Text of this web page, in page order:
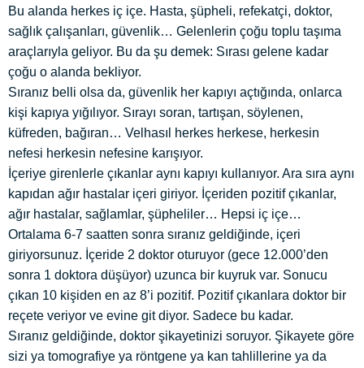
Bu alanda herkes iç içe. Hasta, şüpheli, refekatçi, doktor,
sağlık çalışanları, güvenlik… Gelenlerin çoğu toplu taşıma
araçlarıyla geliyor. Bu da şu demek: Sırası gelene kadar
çoğu o alanda bekliyor.
Sıranız belli olsa da, güvenlik her kapıyı açtığında, onlarca
kişi kapıya yığılıyor. Sırayı soran, tartışan, söylenen,
küfreden, bağıran… Velhasıl herkes herkese, herkesin
nefesi herkesin nefesine karışıyor.
İçeriye girenlerle çıkanlar aynı kapıyı kullanıyor. Ara sıra aynı
kapıdan ağır hastalar içeri giriyor. İçeriden pozitif çıkanlar,
ağır hastalar, sağlamlar, şüpheliler… Hepsi iç içe…
Ortalama 6-7 saatten sonra sıranız geldiğinde, içeri
giriyorsunuz. İçeride 2 doktor oturuyor (gece 12.000’den
sonra 1 doktora düşüyor) uzunca bir kuyruk var. Sonucu
çıkan 10 kişiden en az 8’i pozitif. Pozitif çıkanlara doktor bir
reçete veriyor ve evine git diyor. Sadece bu kadar.
Sıranız geldiğinde, doktor şikayetinizi soruyor. Şikayete göre
sizi ya tomografiye ya röntgene ya kan tahlillerine ya da